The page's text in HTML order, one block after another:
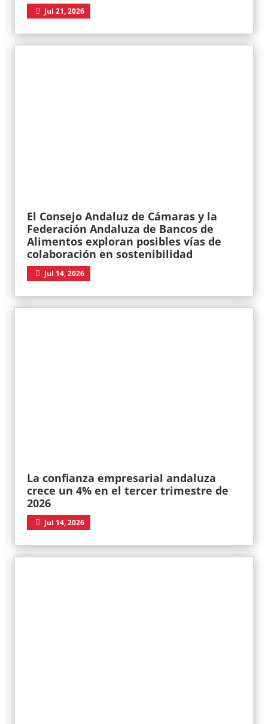
Jul 21, 2026
El Consejo Andaluz de Cámaras y la
Federación Andaluza de Bancos de
Alimentos exploran posibles vías de
colaboración en sostenibilidad
Jul 14, 2026
La confianza empresarial andaluza
crece un 4% en el tercer trimestre de
2026
Jul 14, 2026